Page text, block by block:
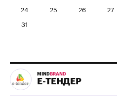
24 25 26 27
31
MIND BRAND
Е-ТЕНДЕР